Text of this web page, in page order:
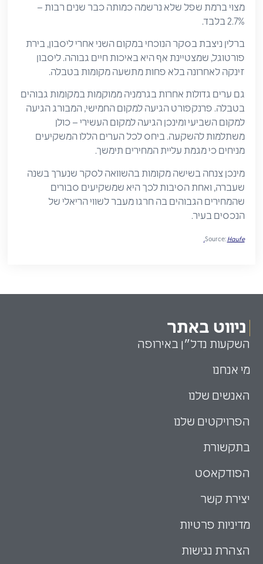
מצוי ברמת שפל שלא נרשמה כמותה כבר שנים רבות –
2.7% בלבד.
ברלין ניצבת בסקר הנוכחי במקום השני אחרי ליסבון, בירת
פורטוגל, שמצטיינת אף היא באיכות חיים גבוהה. ליסבון
זינקה לאחרונה בלא פחות מתשעה מקומות בטבלה.
גם ערים גדולות אחרות בגרמניה ממוקמות במקומות גבוהים
בטבלה. פרנקפורט הגיעה למקום החמישי, המבורג הגיעה
למקום השביעי ומינכן הגיעה למקום העשירי – כולן
משתלמות להשקעה. ביחס לכל הערים הללו המשקיעים
מניחים כי מגמת עליית המחירים תימשך.
מינכן צנחה בשישה מקומות בהשוואה לסקר שנערך בשנה
שעברה, ואחת הסיבות לכך היא שמשקיעים סבורים
שהמחירים הגבוהים בה חרגו מעבר לשווי הריאלי של
הנכסים בעיר.
Source: Haufe.
ניווט באתר
השקעות נדל״ן באירופה
מי אנחנו
האנשים שלנו
הפרויקטים שלנו
בתקשורת
הפודקאסט
יצירת קשר
מדיניות פרטיות
הצהרת נגישות